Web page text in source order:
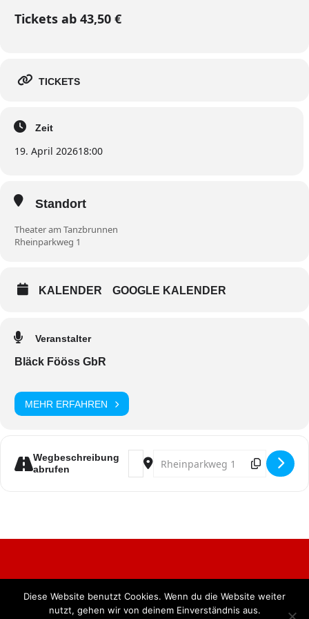
Tickets ab 43,50 €
TICKETS
Zeit
19. April 202618:00
Standort
Theater am Tanzbrunnen
Rheinparkweg 1
KALENDER GOOGLE KALENDER
Veranstalter
Bläck Fööss GbR
MEHR ERFAHREN
Wegbeschreibung
abrufen
Address - Bläck Fööss live [jqorLxypB]
Destination Address - Bläck
Alle Rechte vorbehalten. BKB Verlag GmbH
Diese Website benutzt Cookies. Wenn du die Website weiter
nutzt, gehen wir von deinem Einverständnis aus.